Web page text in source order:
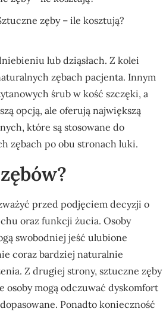
zęby – ile kosztują?
lub dziąsłach. Z kolei
zębach pacjenta. Innym
śrub w kość szczęki, a
opcją, ale oferują największą
które są stosowane do
zębach po obu stronach luki.
przed podjęciem decyzji o
oraz funkcji żucia. Osoby
swobodniej jeść ulubione
coraz bardziej naturalnie
Z drugiej strony, sztuczne zęby
osoby mogą odczuwać dyskomfort
Ponadto konieczność